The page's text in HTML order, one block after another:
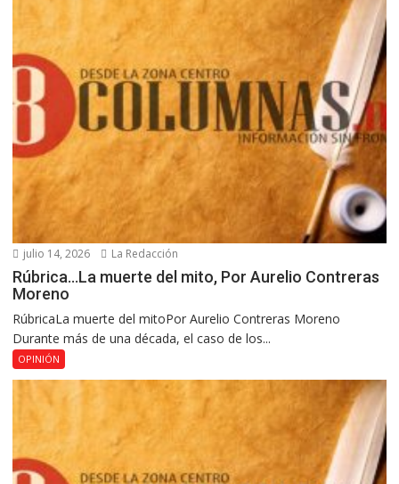
julio 14, 2026 La Redacción
Rúbrica…La muerte del mito, Por Aurelio Contreras
Moreno
RúbricaLa muerte del mitoPor Aurelio Contreras Moreno
Durante más de una década, el caso de los...
OPINIÓN